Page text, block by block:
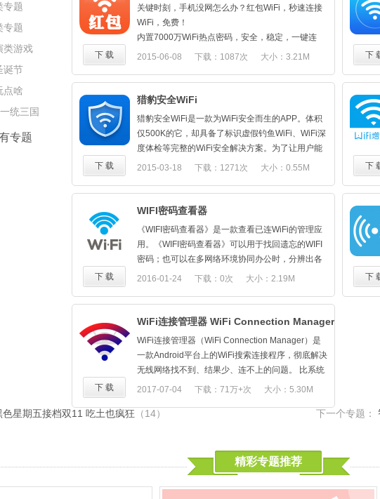
专题
专题
类游戏
诞节
点啥
统三国
专题
4. 与周边用户畅聊，点击周边，就可以将周边使用
快上的用户搜索出来，并与其互动沟通，打破陌生
隔阂；
5. 玩转最in弹幕社交，快上新增弹幕功能，用户可
随心玩；
6. 转轮抽奖，登录送积分，兑换话费、时长、代金
7. 发现更多美好，话费充值、Q币充值、找工作、
找房子、买车票，快上WIFI样样全，还有上千款网
络游戏充值让你玩到爆。
关键时刻，手机没网怎么办？红包WiFi，秒速连接
WiFi，免费！
内置7000万WiFi热点密码，安全，稳定，一键连
接，秒速扫除无网状态！
现金红包，边赚钱边免费上网，真真切切的现金红
包哦，爽得不要不要的！
+实物奖品+话费+Q币，支持支付宝即时提现！上线
至今，已发放现金红包3000万！
红包WiFi让你随时随地想上就上--"妈妈再也不用担
心我的流量了！"
2015-06-08 下载：1087次 大小：3.21M
下 载 下
猎豹安全WiFi
猎豹安全WiFi是一款为WiFi安全而生的APP。体积
仅500K的它，却具备了标识虚假钓鱼WiFi、WiFi深
度体检等完整的WiFi安全解决方案。为了让用户能
安心蹭网，猎豹安全WiFi覆盖了用户使用WiFi的所
加密WiFi、虚假公共WiFi以及钓鱼WiFi，让用户一
眼就知道哪些WiFi适合连接；已连接WiFi时，深度
功能等，让用户对当前WiFi的安全等级了如指掌。
另外，在风险WiFi环境下，如果用户执意要继续使
用当前WiFi，我们还提供了一键关闭敏感APP的功
能，避免进一步的财产和隐私威胁。
2015-03-18 下载：1271次 大小：0.55M
下 载 下
WIFI密码查看器
《WIFI密码查看器》是一款查看已连WiFi的管理应
用。《WIFI密码查看器》可以用于找回遗忘的WIFI
密码；也可以在多网络环境协同办公时，分辨出各
个同名WIFI密码，便于您的办公笔记本连入。
定要试试~
2016-01-24 下载：0次 大小：2.19M
下 载 下
WiFi连接管理器 WiFi Connection Manager
WiFi连接管理器（WiFi Connection Manager）是
一款Android平台上的WiFi搜索连接程序，彻底解决
无线网络找不到、结果少、连不上的问题。 比系统
自带WiFi扫描功能速度更快，更准确。
制、删除无线网络连接。
2017-07-04 下载：71万+次 大小：5.30M
下 载
色星期五接档双11 吃土也疯狂 （14） 下一个专题：
精彩专题推荐